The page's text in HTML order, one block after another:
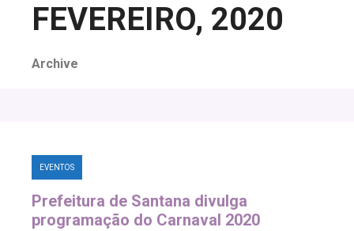
FEVEREIRO, 2020
Archive
EVENTOS
Prefeitura de Santana divulga
programação do Carnaval 2020